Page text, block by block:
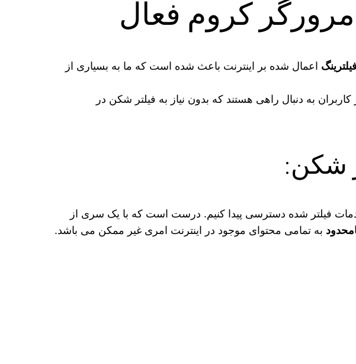
کروم فعال
فیلترینگ اعمال شده بر اینترنت باعث شده است که ما به بسیاری از
به دنبال راهی هستند که بدون نیاز به فیلتر شکن در
شکن:
فیلتر شده دسترسی پیدا کنیم. درست است که با یک سری از
به تمامی محتوای موجود در اینترنت امری غیر ممکن می باشد.